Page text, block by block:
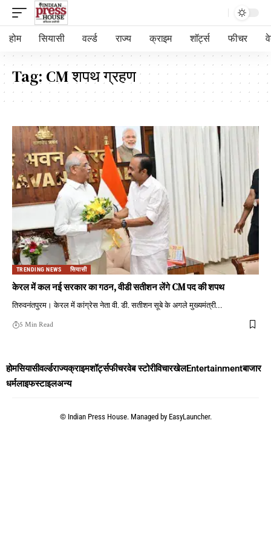
होम सियासी वर्ल्ड राज्य क्राइम शॉर्ट्स फीचर
Tag: CM शपथ ग्रहण
TRENDING NEWS सियासी
केरल में कल नई सरकार का गठन, वीडी सतीशन लेंगे CM पद की शपथ
तिरुवनंतपुरम। केरल में कांग्रेस नेता वी. डी. सतीशन सूबे के अगले मुख्यमंत्री…
5 Min Read
होमसियासीवर्ल्डराज्यक्राइमशॉर्ट्सफीचरवेब स्टोरीविचारखेलEntertainmentबाजार
धर्मलाइफस्टाइलअन्य
© Indian Press House. Managed by EasyLauncher.